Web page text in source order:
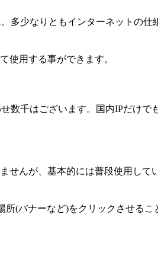
多少なりともインターネットの仕
使用する事ができます。
数千はございます。国内IPだけで
せんが、基本的には普段使用して
(バナーなど)をクリックさせるこ